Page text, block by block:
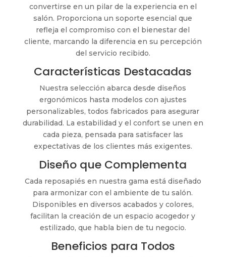
convertirse en un pilar de la experiencia en el
salón. Proporciona un soporte esencial que
refleja el compromiso con el bienestar del
cliente, marcando la diferencia en su percepción
del servicio recibido.
Características Destacadas
Nuestra selección abarca desde diseños
ergonómicos hasta modelos con ajustes
personalizables, todos fabricados para asegurar
durabilidad. La estabilidad y el confort se unen en
cada pieza, pensada para satisfacer las
expectativas de los clientes más exigentes.
Diseño que Complementa
Cada reposapiés en nuestra gama está diseñado
para armonizar con el ambiente de tu salón.
Disponibles en diversos acabados y colores,
facilitan la creación de un espacio acogedor y
estilizado, que habla bien de tu negocio.
Beneficios para Todos